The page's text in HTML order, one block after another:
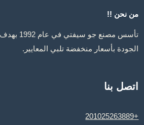
من نحن !!
تأسس مصنع
الجودة بأسعار منخفضة تلبي المعايير.
اتصل بنا
+201025263889